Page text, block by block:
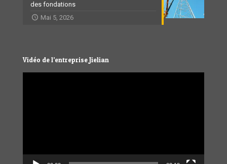
des fondations
Mai 5, 2026
Vidéo de l’entreprise Jielian